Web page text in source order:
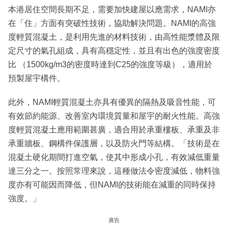
本港居住空間長期不足，需要加快建屋以應需求，NAMI亦
在「住」方面有突破性技術，協助解決問題。NAMI的高強
度輕質混凝土，是利用先進的材料技術，由高性能漿體及限
定尺寸的氣孔組成，具有高穩定性，並且有出色的強度密度
比 （1500kg/m3的密度時達到C25的強度等級），適用於
預製屋宇構件。
此外，NAMI輕質混凝土亦具有優異的隔熱及吸音性能，可
有效節約能源、改善室內環境質量和屋宇的耐火性能。高強
度輕質混凝土應用範圍甚廣，適合用於承重樓板、承重及非
承重牆板、鋼構件保護層，以及防火門等結構。「技術是在
混凝土硬化期間打進空氣，使其中形成小孔，有效減低重量
達三分之一。按照常理來說，這種做法令密度減低，物料強
度亦有可能因而降低，但NAMI的技術能在減重的同時保持
強度。」
廣告